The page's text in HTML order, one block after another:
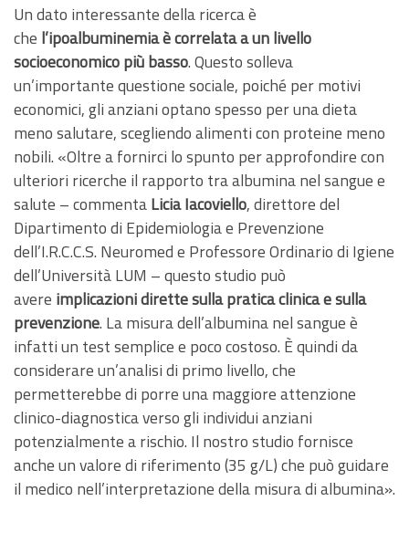
Un dato interessante della ricerca è
che l’ipoalbuminemia è correlata a un livello
socioeconomico più basso. Questo solleva
un’importante questione sociale, poiché per motivi
economici, gli anziani optano spesso per una dieta
meno salutare, scegliendo alimenti con proteine meno
nobili. «Oltre a fornirci lo spunto per approfondire con
ulteriori ricerche il rapporto tra albumina nel sangue e
salute – commentaLicia Iacoviello, direttore del
Dipartimento di Epidemiologia e Prevenzione
dell’I.R.C.C.S. Neuromed e Professore Ordinario di Igiene
dell’Università LUM – questo studio può
avere implicazioni dirette sulla pratica clinica e sulla
prevenzione. La misura dell’albumina nel sangue è
infatti un test semplice e poco costoso. È quindi da
considerare un’analisi di primo livello, che
permetterebbe di porre una maggiore attenzione
clinico-diagnostica verso gli individui anziani
potenzialmente a rischio. Il nostro studio fornisce
anche un valore di riferimento (35 g/L) che può guidare
il medico nell’interpretazione della misura di albumina».